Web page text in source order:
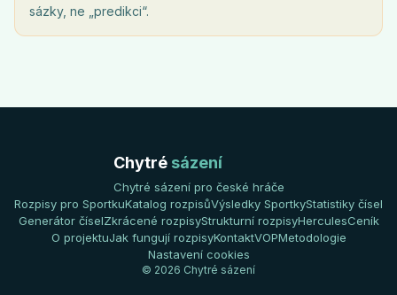
sázky, ne „predikci“.
Chytré sázení
Chytré sázení pro české hráče
Rozpisy pro SportkuKatalog rozpisůVýsledky SportkyStatistiky čísel
Generátor číselZkrácené rozpisyStrukturní rozpisyHerculesCeník
O projektuJak fungují rozpisyKontaktVOPMetodologie
Nastavení cookies
© 2026 Chytré sázení